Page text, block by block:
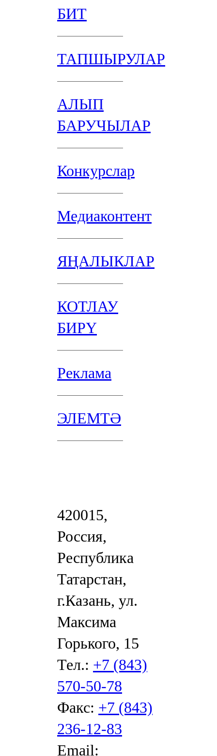
БИТ
ТАПШЫРУЛАР
АЛЫП
БАРУЧЫЛАР
Конкурслар
Медиаконтент
ЯҢАЛЫКЛАР
КОТЛАУ
БИРҮ
Реклама
ЭЛЕМТӘ
420015,
Россия,
Республика
Татарстан,
г.Казань, ул.
Максима
Горького, 15
Тел.: +7 (843)
570-50-78
Факс: +7 (843)
236-12-83
Email: